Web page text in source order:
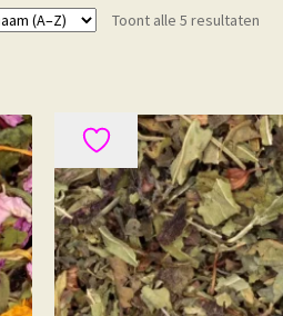
Toont alle 5 resultaten